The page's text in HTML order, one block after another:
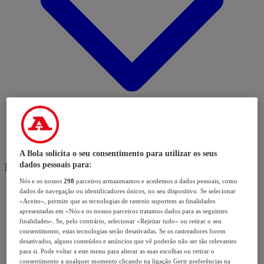
Modalidades
A Bola solicita o seu consentimento para utilizar os seus
dados pessoais para:
Nós e os nossos298 parceiros armazenamos e acedemos a dados pessoais, como
dados de navegação ou identificadores únicos, no seu dispositivo. Se selecionar
«Aceito», permite que as tecnologias de rastreio suportem as finalidades
apresentadas em «Nós e os nossos parceiros tratamos dados para as seguintes
finalidades». Se, pelo contrário, selecionar «Rejeitar tudo» ou retirar o seu
consentimento, estas tecnologias serão desativadas. Se os rastreadores forem
desativados, alguns conteúdos e anúncios que vê poderão não ser tão relevantes
para si. Pode voltar a este menu para alterar as suas escolhas ou retirar o
consentimento a qualquer momento clicando na ligação Gerir preferências na